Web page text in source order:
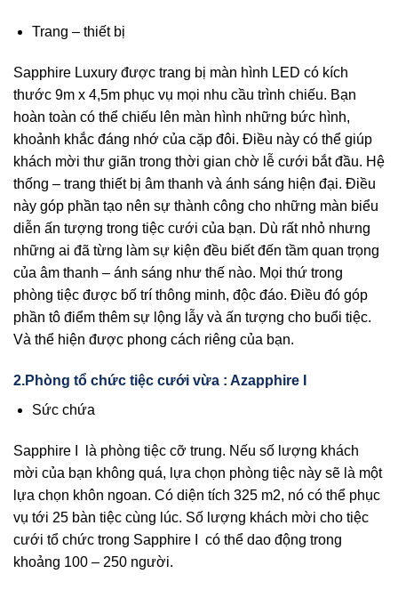
Trang – thiết bị
Sapphire Luxury được trang bị màn hình LED có kích
thước 9m x 4,5m phục vụ mọi nhu cầu trình chiếu. Bạn
hoàn toàn có thể chiếu lên màn hình những bức hình,
khoảnh khắc đáng nhớ của cặp đôi. Điều này có thể giúp
khách mời thư giãn trong thời gian chờ lễ cưới bắt đầu. Hệ
thống – trang thiết bị âm thanh và ánh sáng hiện đại. Điều
này góp phần tạo nên sự thành công cho những màn biểu
diễn ấn tượng trong tiệc cưới của bạn. Dù rất nhỏ nhưng
những ai đã từng làm sự kiện đều biết đến tầm quan trọng
của âm thanh – ánh sáng như thế nào. Mọi thứ trong
phòng tiệc được bố trí thông minh, độc đáo. Điều đó góp
phần tô điểm thêm sự lộng lẫy và ấn tượng cho buổi tiệc.
Và thể hiện được phong cách riêng của bạn.
2.Phòng tổ chức tiệc cưới vừa : Azapphire I
Sức chứa
Sapphire I là phòng tiệc cỡ trung. Nếu số lượng khách
mời của bạn không quá, lựa chọn phòng tiệc này sẽ là một
lựa chọn khôn ngoan. Có diện tích 325 m2, nó có thể phục
vụ tới 25 bàn tiệc cùng lúc. Số lượng khách mời cho tiệc
cưới tổ chức trong Sapphire I có thể dao động trong
khoảng 100 – 250 người.